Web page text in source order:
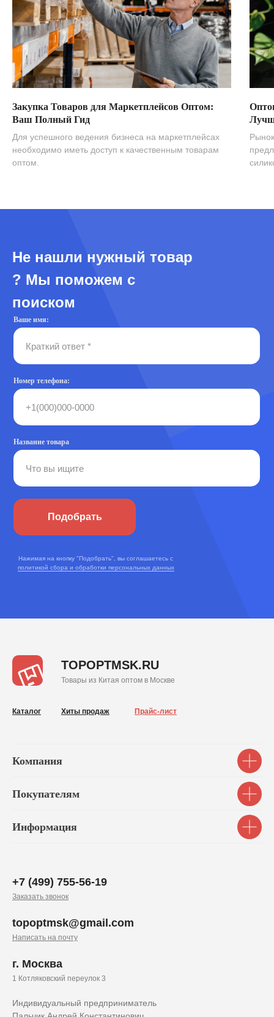
Закупка Товаров для Маркетплейсов Оптом:
Ваш Полный Гид
Для успешного ведения бизнеса на маркетплейсах
необходимо иметь доступ к качественным товарам
оптом.
Не нашли нужный товар
? Мы поможем с
поиском
Ваше имя:
Номер телефона:
Название товара
Подобрать
Нажимая на кнопку "Подобрать", вы соглашаетесь с
политикой сбора и обработки персональных данных
Каталог Хиты продаж Прайс-лист
TOPOPTMSK.RU
Товары из Китая оптом в Москве
Компания
Покупателям
Информация
Индивидуальный предприниматель
+7 (499) 755-56-19
Заказать звонок
topoptmsk@gmail.com
Написать на почту
г. Москва
1 Котляковский переулок 3